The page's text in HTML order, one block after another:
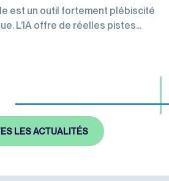
est un outil fortement plébiscité
L’IA offre de réelles pistes
article de blog, Rubafilm se
l’emballage. Les nouvelles
LES ACTUALITÉS